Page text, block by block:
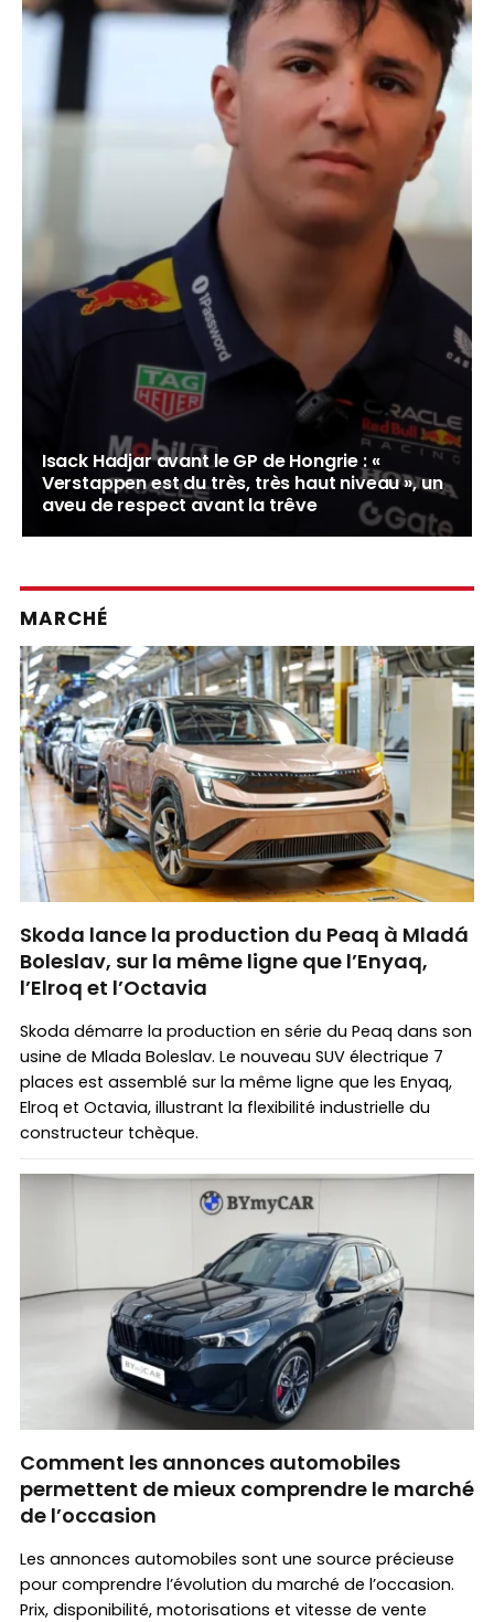
Isack Hadjar avant le GP de Hongrie : «
Verstappen est du très, très haut niveau », un
aveu de respect avant la trêve
MARCHÉ
Skoda lance la production du Peaq à Mladá
Boleslav, sur la même ligne que l’Enyaq,
l’Elroq et l’Octavia
Skoda démarre la production en série du Peaq dans son
usine de Mlada Boleslav. Le nouveau SUV électrique 7
places est assemblé sur la même ligne que les Enyaq,
Elroq et Octavia, illustrant la flexibilité industrielle du
constructeur tchèque.
Comment les annonces automobiles
permettent de mieux comprendre le marché
de l’occasion
Les annonces automobiles sont une source précieuse
pour comprendre l’évolution du marché de l’occasion.
Prix, disponibilité, motorisations et vitesse de vente